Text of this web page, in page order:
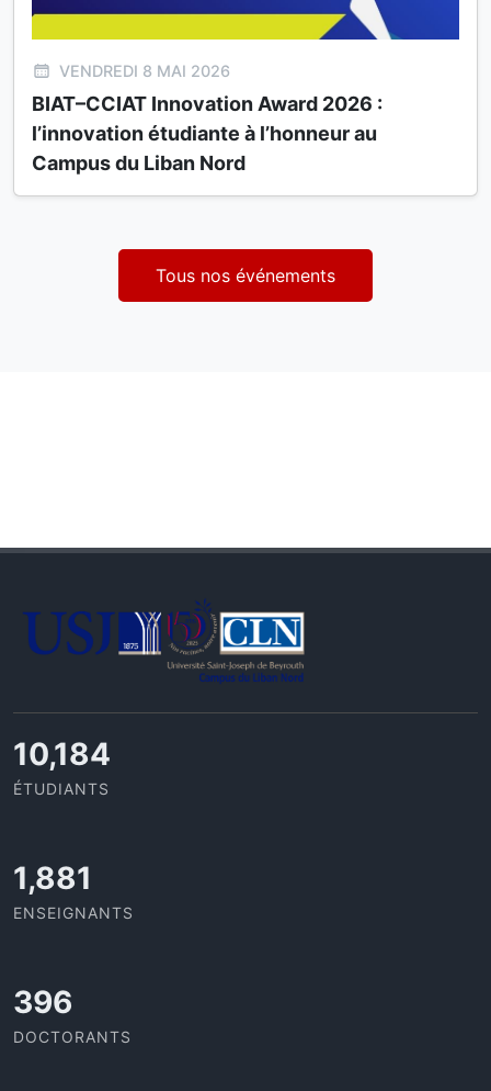
VENDREDI 8 MAI 2026
BIAT–CCIAT Innovation Award 2026 :
l’innovation étudiante à l’honneur au
Campus du Liban Nord
Tous nos événements
11,418
ÉTUDIANTS
2,109
ENSEIGNANTS
437
DOCTORANTS